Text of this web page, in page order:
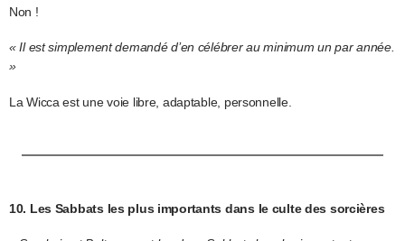
Non !
« Il est simplement demandé d’en célébrer au minimum un par année.
»
La Wicca est une voie libre, adaptable, personnelle.
10. Les Sabbats les plus importants dans le culte des sorcières